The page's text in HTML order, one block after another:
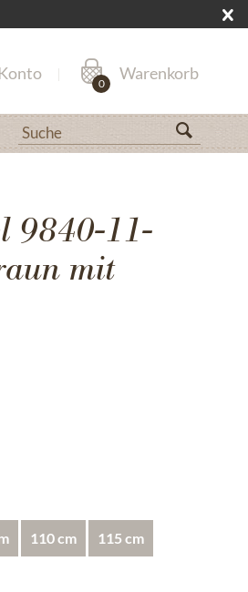
Warenkorb
0
9840-11-
mit
110 cm 115 cm